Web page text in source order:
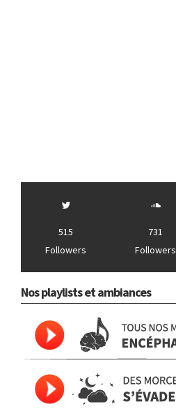
515
Followers
731
Followers
Nos playlists et ambiances